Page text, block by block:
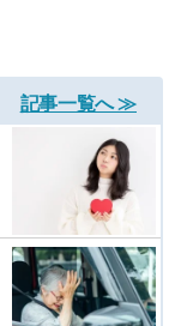
記事一覧へ ≫